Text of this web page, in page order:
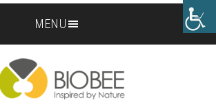
Skip
to
Skip
to
MENU